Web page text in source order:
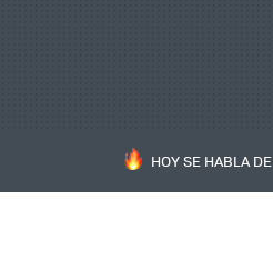
HOY SE HABLA DE